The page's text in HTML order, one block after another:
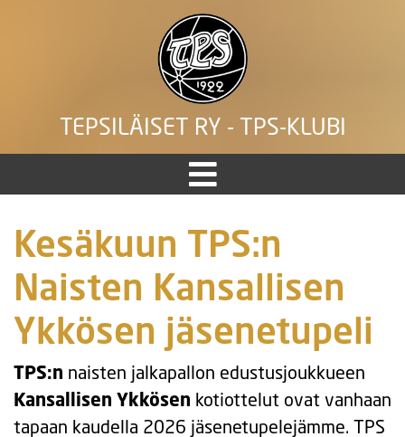
TEPSILÄISET RY - TPS-KLUBI
Kesäkuun TPS:n
Naisten Kansallisen
Ykkösen jäsenetupeli
TPS:n naisten jalkapallon edustusjoukkueen
Kansallisen Ykkösen kotiottelut ovat vanhaan
tapaan kaudella 2026 jäsenetupelejämme. TPS